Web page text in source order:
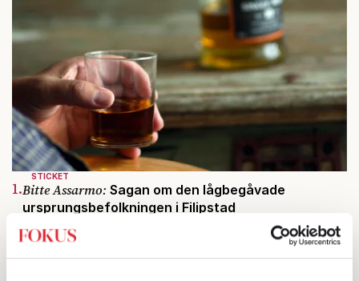
STICKET
1.Bitte Assarmo: Sagan om den lågbegåvade
ursprungsbefolkningen i Filipstad
2.Sakine Madon:
Efter islamistdådet oroar sig